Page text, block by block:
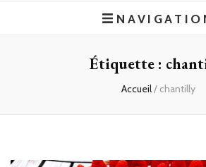
Étiquette :
Accueil/ chantilly